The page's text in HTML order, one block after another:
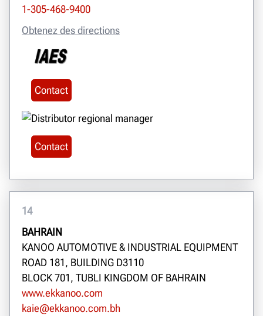
1-305-468-9400
Obtenez des directions
Contact
Contact
14
BAHRAIN
KANOO AUTOMOTIVE & INDUSTRIAL EQUIPMENT
ROAD 181, BUILDING D3110
BLOCK 701, TUBLI KINGDOM OF BAHRAIN
www.ekkanoo.com
kaie@ekkanoo.com.bh